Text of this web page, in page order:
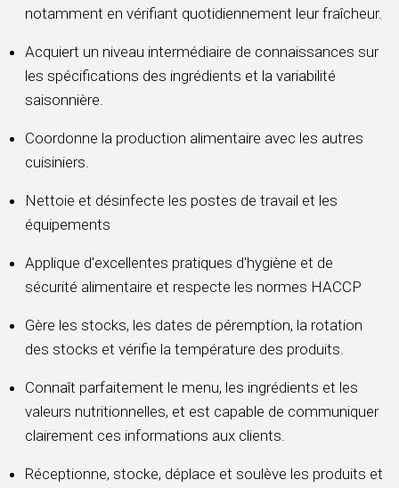
notamment en vérifiant quotidiennement leur fraîcheur.
Acquiert un niveau intermédiaire de connaissances sur
les spécifications des ingrédients et la variabilité
saisonnière.
Coordonne la production alimentaire avec les autres
cuisiniers.
Nettoie et désinfecte les postes de travail et les
équipements
Applique d'excellentes pratiques d'hygiène et de
sécurité alimentaire et respecte les normes HACCP
Gère les stocks, les dates de péremption, la rotation
des stocks et vérifie la température des produits.
Connaît parfaitement le menu, les ingrédients et les
valeurs nutritionnelles, et est capable de communiquer
clairement ces informations aux clients.
Réceptionne, stocke, déplace et soulève les produits et